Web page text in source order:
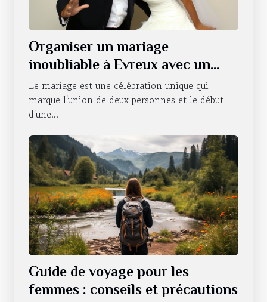
Organiser un mariage
inoubliable à Evreux avec un
photobooth
Le mariage est une célébration unique qui
marque l'union de deux personnes et le début
d'une...
Guide de voyage pour les
femmes : conseils et précautions